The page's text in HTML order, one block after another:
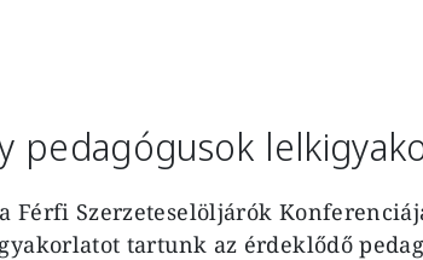
pedagógusok
Férfi Szerzeteselöljárók
tartunk az érdeklődő